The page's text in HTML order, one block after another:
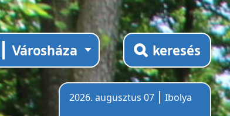
Városháza keresés
2026. augusztus 07
Ibolya